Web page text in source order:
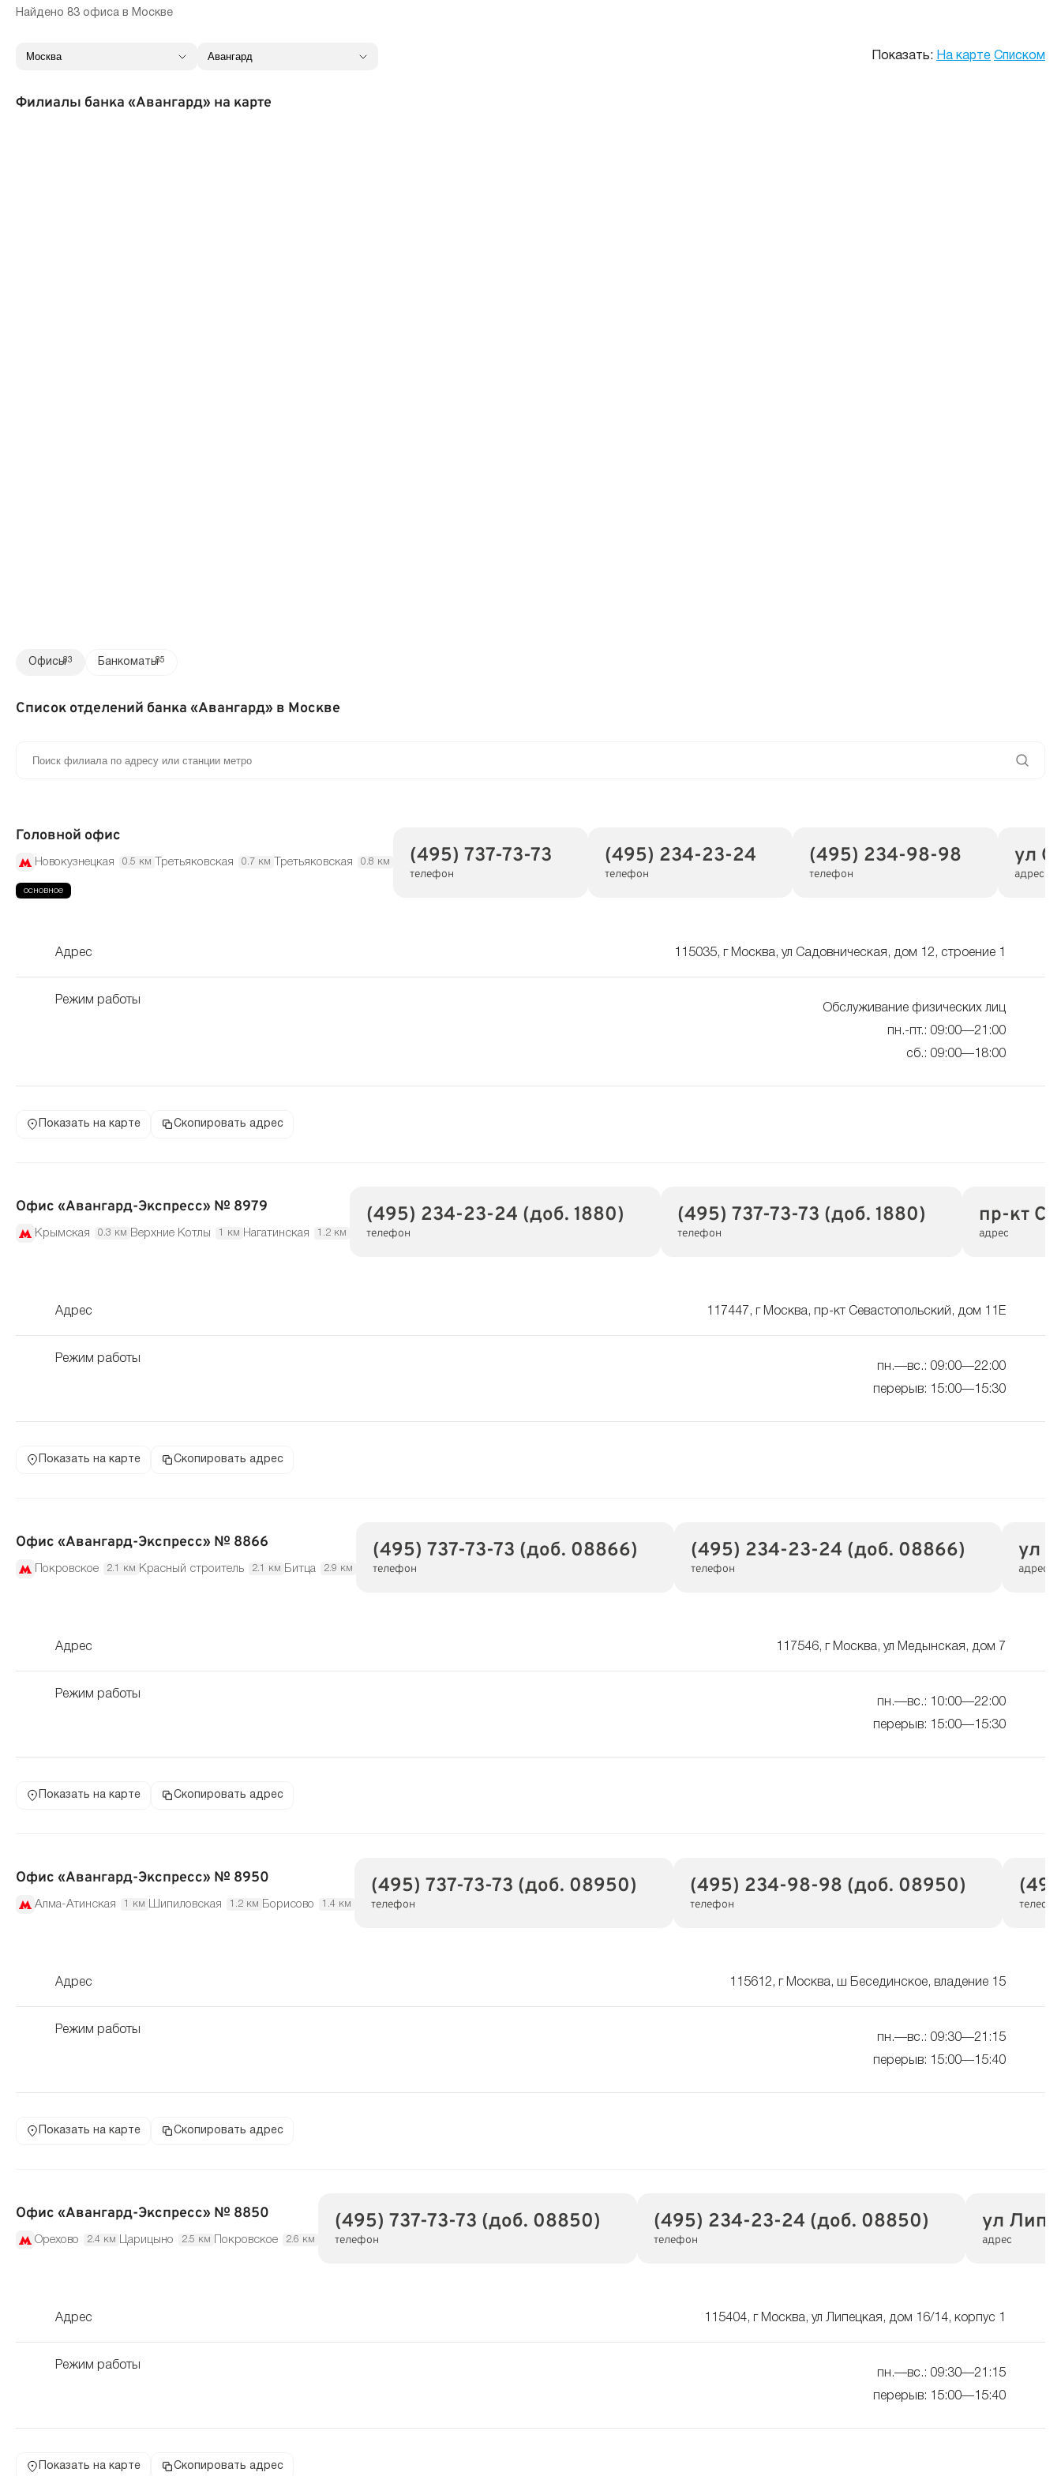
Найдено 83 офиса в Москве
Показать: На карте Списком
Филиалы банка «Авангард» на карте
Офисы83 Банкоматы85
Список отделений банка «Авангард» в Москве
Головной офис
Новокузнецкая 0.5 км Третьяковская 0.7 км Третьяковская 0.8 км (495) 737-73-73
телефон
(495) 234-23-24
телефон
(495) 234-98-98
телефон
ул
адрес
Адрес 115035, г Москва, ул Садовническая, дом 12, строение 1
Режим работы
Обслуживание физических лиц
пн.-пт.: 09:00—21:00
сб.: 09:00—18:00
Показать на карте Скопировать адрес
Офис «Авангард-Экспресс» № 8979
Крымская 0.3 км Верхние Котлы 1 км Нагатинская 1.2 км
(495) 234-23-24 (доб. 1880)
телефон
(495) 737-73-73 (доб. 1880)
телефон
пр-кт
адрес
Адрес 117447, г Москва, пр-кт Севастопольский, дом 11Е
Режим работы
пн.—вс.: 09:00—22:00
перерыв: 15:00—15:30
Показать на карте Скопировать адрес
Офис «Авангард-Экспресс» № 8866
Покровское 2.1 км Красный строитель 2.1 км Битца 2.9 км
(495) 737-73-73 (доб. 08866)
телефон
(495) 234-23-24 (доб. 08866)
телефон
ул
адрес
Адрес 117546, г Москва, ул Медынская, дом 7
Режим работы
пн.—вс.: 10:00—22:00
перерыв: 15:00—15:30
Показать на карте Скопировать адрес
Офис «Авангард-Экспресс» № 8950
Алма-Атинская 1 км Шипиловская 1.2 км Борисово 1.4 км
(495) 737-73-73 (доб. 08950)
телефон
(495) 234-98-98 (доб. 08950)
телефон
Адрес 115612, г Москва, ш Бесединское, владение 15
Режим работы
пн.—вс.: 09:30—21:15
перерыв: 15:00—15:40
Показать на карте Скопировать адрес
Офис «Авангард-Экспресс» № 8850
Орехово 2.4 км Царицыно 2.5 км Покровское 2.6 км
(495) 737-73-73 (доб. 08850)
телефон
(495) 234-23-24 (доб. 08850)
телефон
ул
адрес
Адрес 115404, г Москва, ул Липецкая, дом 16/14, корпус 1
Режим работы
пн.—вс.: 09:30—21:15
перерыв: 15:00—15:40
Показать на карте Скопировать адрес